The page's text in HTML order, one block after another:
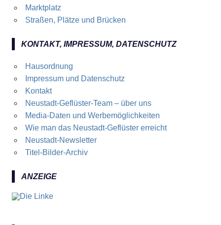
Marktplatz
Straßen, Plätze und Brücken
KONTAKT, IMPRESSUM, DATENSCHUTZ
Hausordnung
Impressum und Datenschutz
Kontakt
Neustadt-Geflüster-Team – über uns
Media-Daten und Werbemöglichkeiten
Wie man das Neustadt-Geflüster erreicht
Neustadt-Newsletter
Titel-Bilder-Archiv
ANZEIGE